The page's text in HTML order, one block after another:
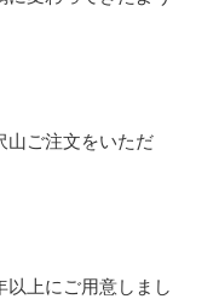
山ご注文をいただ
以上にご用意しまし